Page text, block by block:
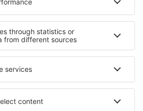
vrste oružja mora biti prijavljen
check-ina.